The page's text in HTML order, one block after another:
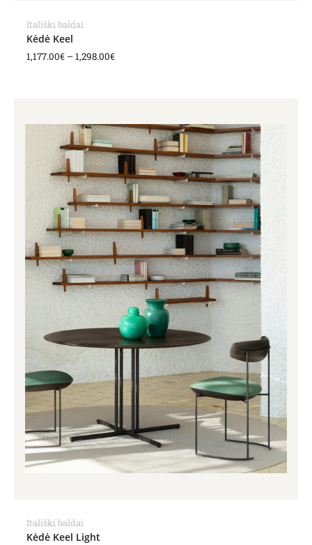
Itališki baldai
Kėdė Keel
1,177.00€ –1,298.00€
Itališki baldai
Kėdė Keel Light
1,123.00€
through
1,264.00€